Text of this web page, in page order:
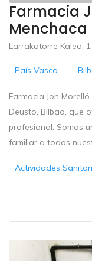
Farmacia
Menchaca
Larrakotorre Kalea,
País Vasco -
Farmacia Jon
Deusto, Bilbao, que
profesional. Somos
familiar a todos
Actividades